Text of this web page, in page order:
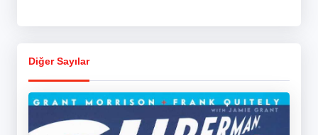
Diğer Sayılar